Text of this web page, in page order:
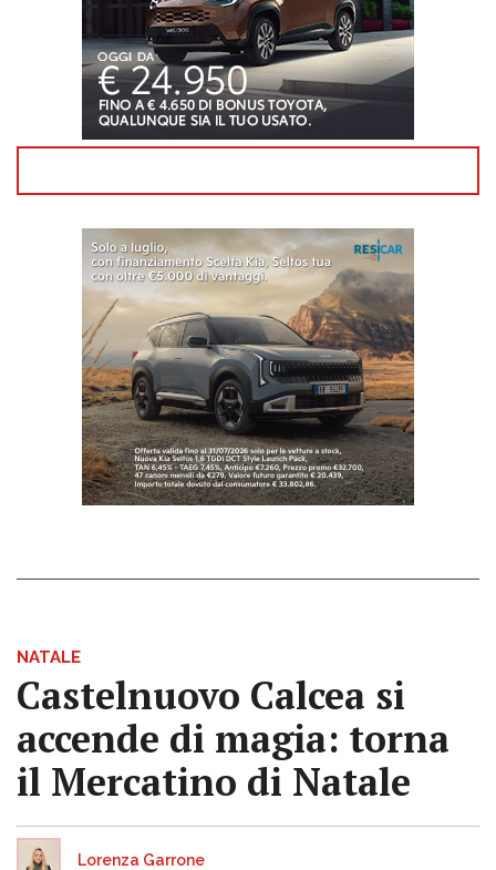
NATALE
Castelnuovo Calcea si
accende di magia: torna
il Mercatino di Natale
Lorenza Garrone